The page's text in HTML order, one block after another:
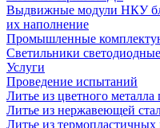
Выдвижные модули НКУ
их наполнение
Промышленные
Светильники светодиодные
Услуги
Проведение испытаний
Литье из цветного
Литье из нержавеющей
Литье из